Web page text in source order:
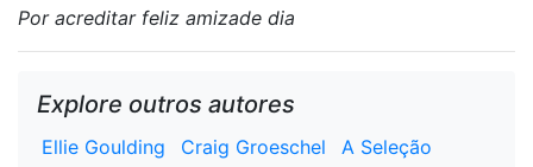
Por acreditar feliz amizade dia
Explore outros autores
Ellie Goulding Craig Groeschel
A Seleção